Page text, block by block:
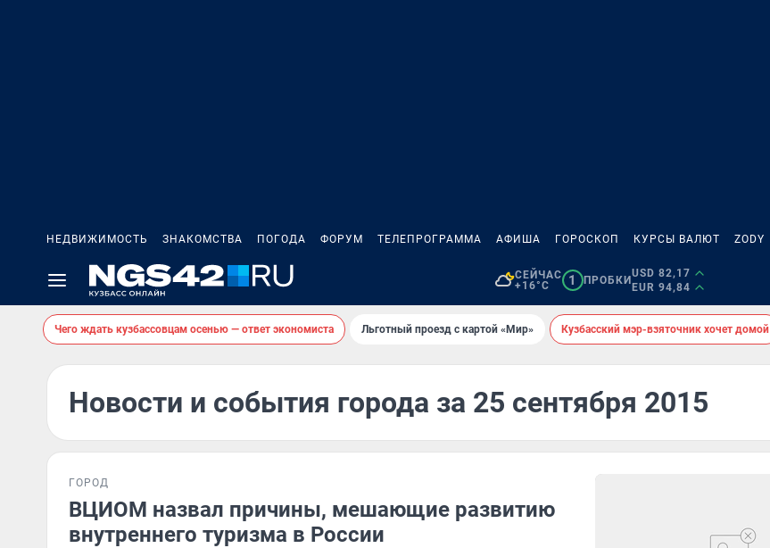
НЕДВИЖИМОСТЬ ЗНАКОМСТВА ПОГОДА ФОРУМ ТЕЛЕПРОГРАММА АФИША ГОРОСКОП КУРСЫ ВАЛЮТ ZODY
СЕЙЧАС
+16°C
1 ПРОБКИ
USD 82,17
EUR 94,84
Чего ждать кузбассовцам осенью — ответ экономиста Льготный проезд с картой «Мир» Кузбасский мэр-взяточник хочет домой
Новости и события города за 25 сентября 2015
ГОРОД
ВЦИОМ назвал причины, мешающие развитию
внутреннего туризма в России